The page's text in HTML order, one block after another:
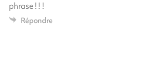
phrase ! ! !
Répondre